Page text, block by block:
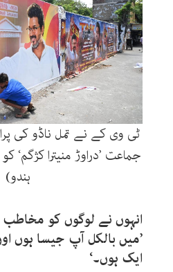
ٹی وی کے نے تمل ناڈو کی
جماعت ’دراوڑ منیترا
ہندو)
انہوں نے لوگوں کو مخاطب
’میں بالکل آپ جیسا ہوں
ایک ہوں۔‘